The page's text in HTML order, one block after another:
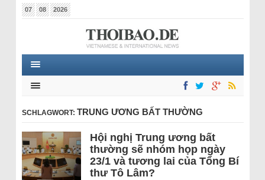
07 08 2026
SCHLAGWORT: TRUNG ƯƠNG BẤT THƯỜNG
Hội nghị Trung ương bất
thường sẽ nhóm họp ngày
23/1 và tương lai của Tổng Bí
thư Tô Lâm?